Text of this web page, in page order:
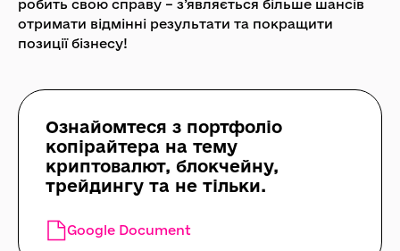
робить свою справу – з’являється більше шансів
отримати відмінні результати та покращити
позиції бізнесу!
Ознайомтеся з портфоліо
копірайтера на тему
криптовалют, блокчейну,
трейдингу та не тільки.
Google Document